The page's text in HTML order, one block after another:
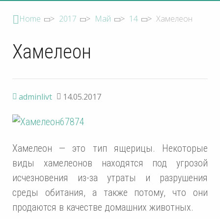
Home > 2017 > Май > 14 > Хамелеон
Хамелеон
adminlivt 14.05.2017
Хамелеон — это тип ящерицы. Некоторые
виды хамелеонов находятся под угрозой
исчезновения из-за утраты и разрушения
среды обитания, а также потому, что они
продаются в качестве домашних животных.